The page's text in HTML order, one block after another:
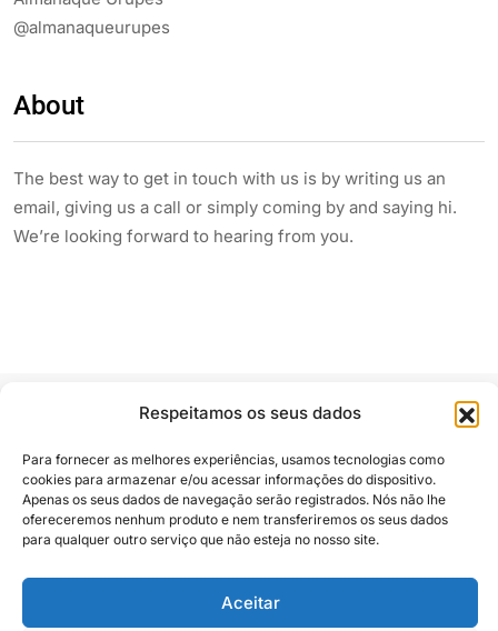
Respeitamos os seus dados
Para fornecer as melhores experiências, usamos tecnologias como
cookies para armazenar e/ou acessar informações do dispositivo.
Apenas os seus dados de navegação serão registrados. Nós não lhe
ofereceremos nenhum produto e nem transferiremos os seus dados
para qualquer outro serviço que não esteja no nosso site.
Aceitar
@almanaqueurupes
About
The best way to get in touch with us is by writing us an
email, giving us a call or simply coming by and saying hi.
We’re looking forward to hearing from you.
Siga e compartilhe